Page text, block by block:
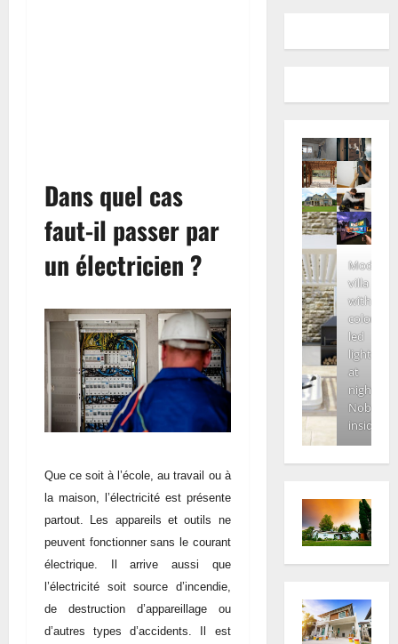
Dans quel cas
faut-il passer par
un électricien ?
Que ce soit à l’école, au travail ou à
la maison, l’électricité est présente
partout. Les appareils et outils ne
peuvent fonctionner sans le courant
électrique. Il arrive aussi que
l’électricité soit source d’incendie,
de destruction d’appareillage ou
d’autres types d’accidents. Il est
Modern
villa
with
colored
led
lights
at
night.
Nobody
inside